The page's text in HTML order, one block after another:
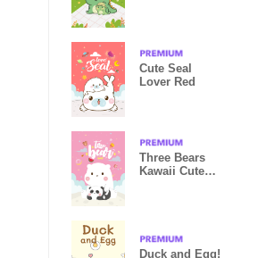
Cute Seal
Lover Red
Three Bears
Kawaii Cute
Duck and Egg!